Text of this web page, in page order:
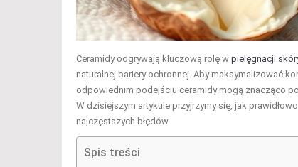
Ceramidy odgrywają kluczową rolę w pielęgnacji
naturalnej bariery ochronnej. Aby maksymalizować
odpowiednim podejściu ceramidy mogą znacząco
W dzisiejszym artykule przyjrzymy się, jak
najczęstszych błędów.
Spis treści